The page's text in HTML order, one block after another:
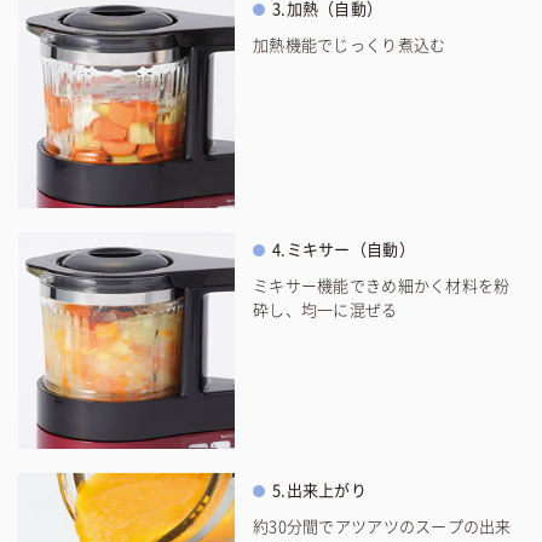
3.加熱（自動）
加熱機能でじっくり煮込む
4.ミキサー（自動）
ミキサー機能できめ細かく材料を粉
砕し、均一に混ぜる
5.出来上がり
約30分間でアツアツのスープの出来